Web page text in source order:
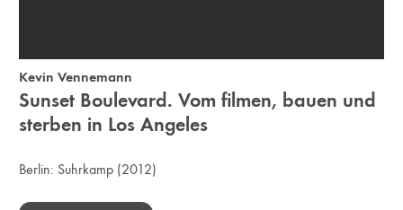
Kevin Vennemann
Sunset Boulevard. Vom filmen, bauen und
sterben in Los Angeles
Berlin: Suhrkamp (2012)